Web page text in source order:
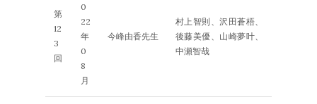
第
12
3
回
0
22
年
0
8
月
今峰由香先生
村上智則、沢田蒼梧、
後藤美優、山崎夢叶、
中瀬智哉